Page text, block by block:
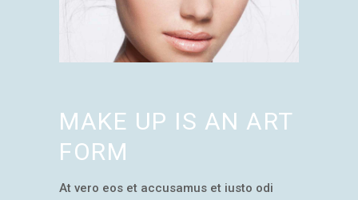
MAKE UP IS AN ART
FORM
At vero eos et accusamus et iusto odi